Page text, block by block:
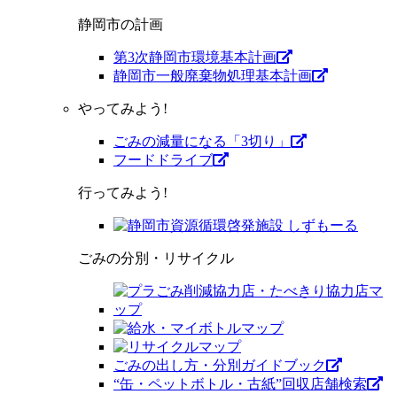
静岡市の計画
第3次静岡市環境基本計画
静岡市一般廃棄物処理基本計画
やってみよう!
ごみの減量になる「3切り」
フードドライブ
行ってみよう!
ごみの分別・リサイクル
ごみの出し方・分別ガイドブック
“缶・ペットボトル・古紙”回収店舗検索